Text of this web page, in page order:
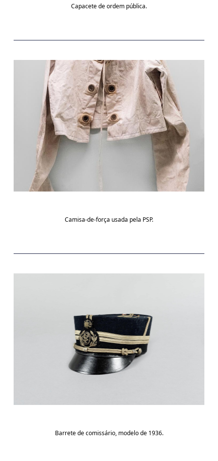
Capacete de ordem pública.
Camisa-de-força usada pela PSP.
Barrete de comissário, modelo de 1936.